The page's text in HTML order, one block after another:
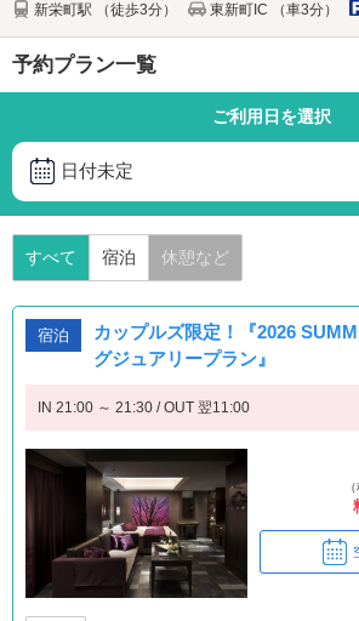
新栄町駅 （徒歩3分） 東新町IC （車3分）
予約プラン一覧
ご利用日を選択
日付未定
すべて 宿泊 休憩など
宿泊
カップルズ限定！『2026
グジュアリープラン』
IN 21:00 ～ 21:30 / OUT 翌11:00